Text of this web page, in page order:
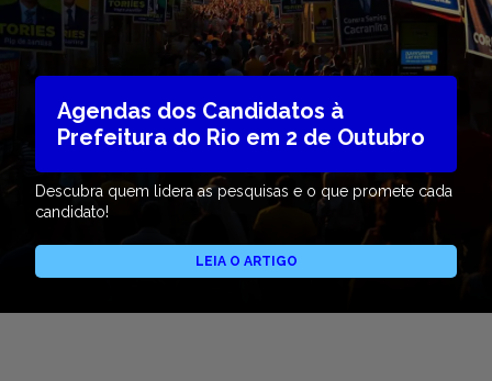
Agendas dos Candidatos à
Prefeitura do Rio em 2 de Outubro
Descubra quem lidera as pesquisas e o que promete cada
candidato!
LEIA O ARTIGO